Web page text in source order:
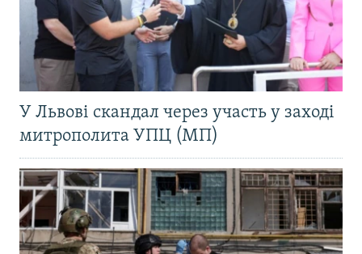
У Львові скандал через участь у заході
митрополита УПЦ (МП)